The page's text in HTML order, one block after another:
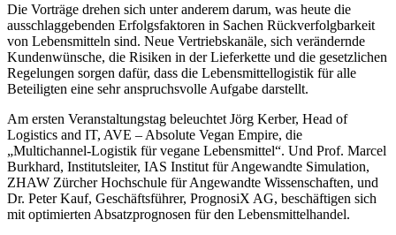
Die Vorträge drehen sich unter anderem darum, was heute die
ausschlaggebenden Erfolgsfaktoren in Sachen Rückverfolgbarkeit
von Lebensmitteln sind. Neue Vertriebskanäle, sich verändernde
Kundenwünsche, die Risiken in der Lieferkette und die gesetzlichen
Regelungen sorgen dafür, dass die Lebensmittellogistik für alle
Beteiligten eine sehr anspruchsvolle Aufgabe darstellt.
Am ersten Veranstaltungstag beleuchtet Jörg Kerber, Head of
Logistics and IT, AVE – Absolute Vegan Empire, die
„Multichannel-Logistik für vegane Lebensmittel“. Und Prof. Marcel
Burkhard, Institutsleiter, IAS Institut für Angewandte Simulation,
ZHAW Zürcher Hochschule für Angewandte Wissenschaften, und
Dr. Peter Kauf, Geschäftsführer, PrognosiX AG, beschäftigen sich
mit optimierten Absatzprognosen für den Lebensmittelhandel.